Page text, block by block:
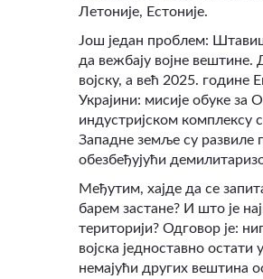
Летоније, Естоније.
Још један проблем:
да вежбају војне вештине.
војску, а већ 2025. године
Украјини: мисије обуке за
индустријском комплексу
Западне земље су развиле
обезбеђујући
Међутим, хајде да се
барем застане? И што је
територији? Одговор је:
војска једноставно
немајући других вештина